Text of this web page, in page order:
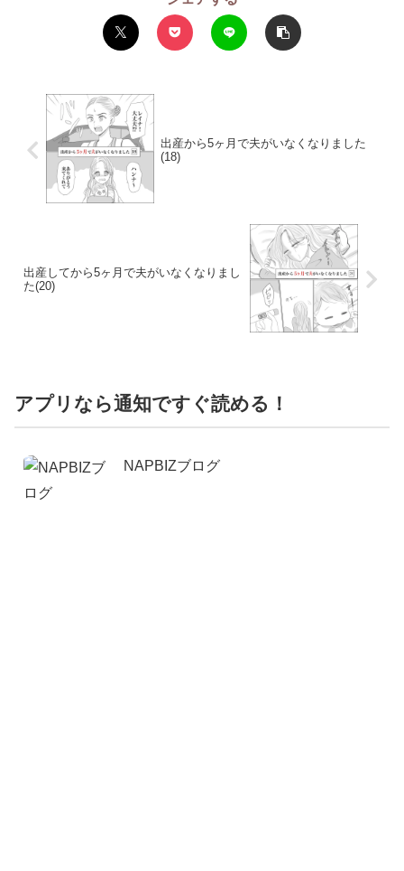
出産から5ヶ月で夫がいなくなりました
(18)
出産してから5ヶ月で夫がいなくなりまし
た(20)
アプリなら通知ですぐ読める！
NAPBIZブログ